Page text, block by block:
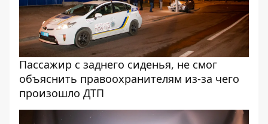
Пассажир с заднего сиденья, не смог
объяснить правоохранителям из-за чего
произошло ДТП